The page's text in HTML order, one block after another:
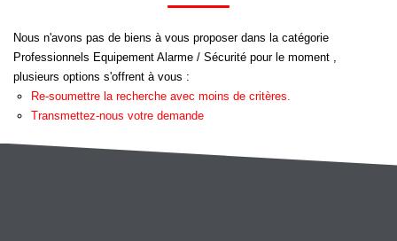
Estimation
Nous Contacter
Créer une alerte
Nous n'avons pas de biens à vous proposer dans la catégorie
Professionnels Equipement Alarme / Sécurité pour le moment ,
plusieurs options s'offrent à vous :
Re-soumettre la recherche avec moins de critères.
Transmettez-nous votre demande